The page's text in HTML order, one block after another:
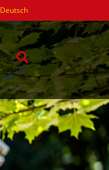
Deutsch